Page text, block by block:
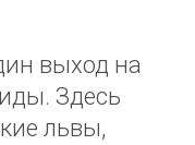
выход на
Здесь
львы,